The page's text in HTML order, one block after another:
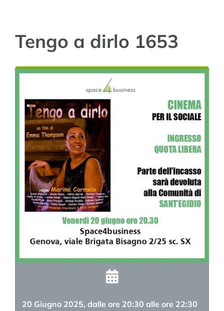
newsletter
carrello
Tengo a dirlo 1653
20 Giugno 2025, dalle ore 20:30 alle ore 22:30